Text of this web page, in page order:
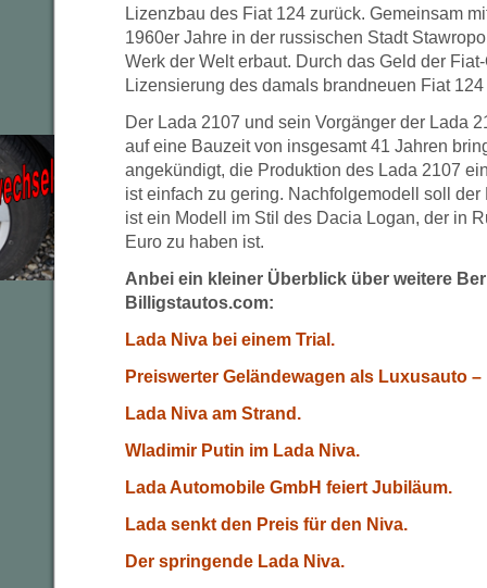
Lizenzbau des Fiat 124 zurück. Gemeinsam
1960er Jahre in der russischen Stadt
Werk der Welt erbaut. Durch das Geld der
Lizensierung des damals brandneuen Fiat
Der Lada 2107 und sein Vorgänger der Lada
auf eine Bauzeit von insgesamt 41 Jahren
angekündigt, die Produktion des Lada 2107
ist einfach zu gering. Nachfolgemodell soll
ist ein Modell im Stil des Dacia Logan, der in
Euro zu haben ist.
Anbei ein kleiner Überblick über weitere
Billigstautos.com:
Lada Niva bei einem Trial.
Preiswerter Geländewagen als Luxusauto
Lada Niva am Strand.
Wladimir Putin im Lada Niva.
Lada Automobile GmbH feiert Jubiläum.
Lada senkt den Preis für den Niva.
Der springende Lada Niva.